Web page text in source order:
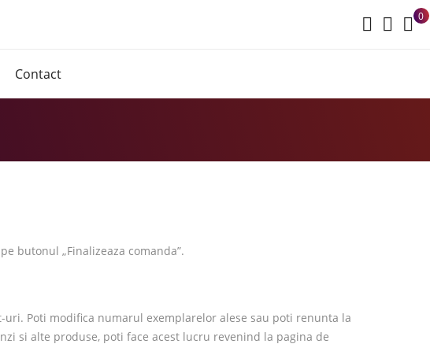
0
Contact
butonul „Finalizeaza comanda”.
Poti modifica numarul exemplarelor alese sau poti renunta la
si alte produse, poti face acest lucru revenind la pagina de